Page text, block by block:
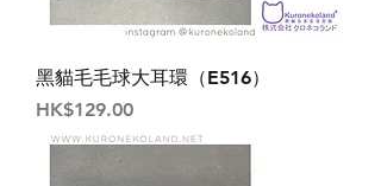
黑貓毛毛球大耳環（E516）
價格
HK$129.00